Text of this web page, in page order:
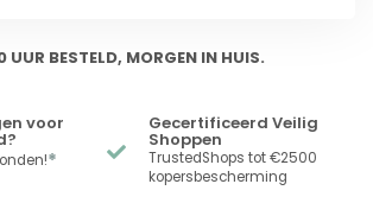
UUR BESTELD, MORGEN IN HUIS.
voor
*
Gecertificeerd Veilig
Shoppen
TrustedShops tot €2500
kopersbescherming